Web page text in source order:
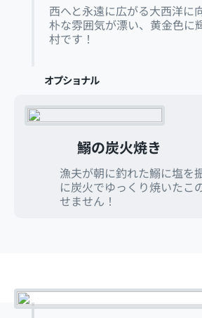
西へと永遠に広がる大西洋に
朴な雰囲気が漂い、黄金色に
村です！
オプショナル
鰯の炭火焼き
漁夫が朝に釣れた鰯に塩を
に炭火でゆっくり焼いたこ
せません！